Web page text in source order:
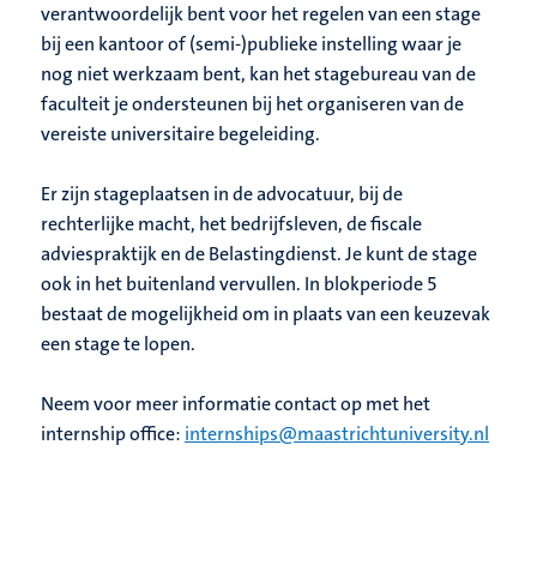
verantwoordelijk bent voor het regelen van een stage
bij een kantoor of (semi-)publieke instelling waar je
nog niet werkzaam bent, kan het stagebureau van de
faculteit je ondersteunen bij het organiseren van de
vereiste universitaire begeleiding.
Er zijn stageplaatsen in de advocatuur, bij de
rechterlijke macht, het bedrijfsleven, de fiscale
adviespraktijk en de Belastingdienst. Je kunt de stage
ook in het buitenland vervullen. In blokperiode 5
bestaat de mogelijkheid om in plaats van een keuzevak
een stage te lopen.
Neem voor meer informatie contact op met het
internship office: internships@maastrichtuniversity.nl